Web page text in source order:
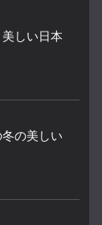
しい日本
の美しい